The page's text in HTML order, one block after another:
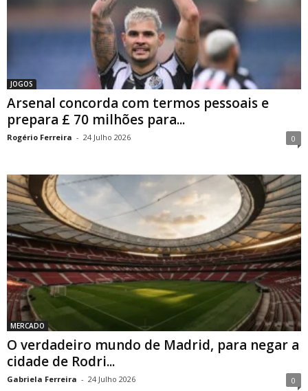
JOGOS
Arsenal concorda com termos pessoais e
prepara £ 70 milhões para...
Rogério Ferreira - 24 Julho 2026 0
MERCADO
O verdadeiro mundo de Madrid, para negar a
cidade de Rodri...
Gabriela Ferreira - 24 Julho 2026 0